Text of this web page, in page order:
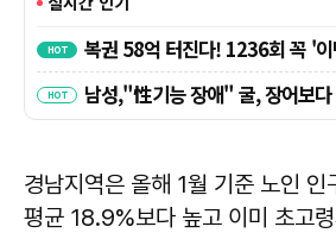
경남지역은 올해 1월 기준 노인
평균 18.9%보다 높고 이미 초고